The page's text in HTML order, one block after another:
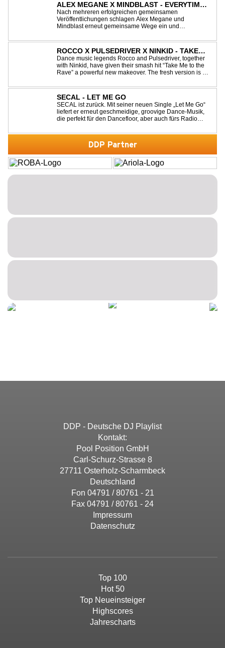
ALEX MEGANE X MINDBLAST - EVERYTIME
WE TOUCH
Nach mehreren erfolgreichen gemeinsamen
Veröffentlichungen schlagen Alex Megane und
Mindblast erneut gemeinsame Wege ein und
Zusammenarbeit. Für ihre aktuelle Single haben sie sich
einen echten Klassiker vorgenommen: den
unvergessenen Song von Ma...
ROCCO X PULSEDRIVER X NINKID - TAKE
ME TO THE RAVE (FESTIVAL MIX)
Dance music legends Rocco and Pulsedriver, together
with Ninkid, have given their smash hit “Take Me to the
Rave” a powerful new makeover. The fresh version is set
point. Featuring massive kicks and the beloved melody
that made the or...
SECAL - LET ME GO
SECAL ist zurück. Mit seiner neuen Single „Let Me Go“
liefert er erneut geschmeidige, groovige Dance-Musik,
die perfekt für den Dancefloor, aber auch fürs Radio
ist. Deep House trifft auf Dance-Pop – man darf
gespannt sein, was als Nächstes...
DDP Partner
DDP - Deutsche DJ Playlist
Kontakt:
Pool Position GmbH
Carl-Schurz-Strasse 8
27711 Osterholz-Scharmbeck
Deutschland
Fon 04791 / 80761 - 21
Fax 04791 / 80761 - 24
Impressum
Datenschutz
Top 100
Hot 50
Top Neueinsteiger
Highscores
Jahrescharts